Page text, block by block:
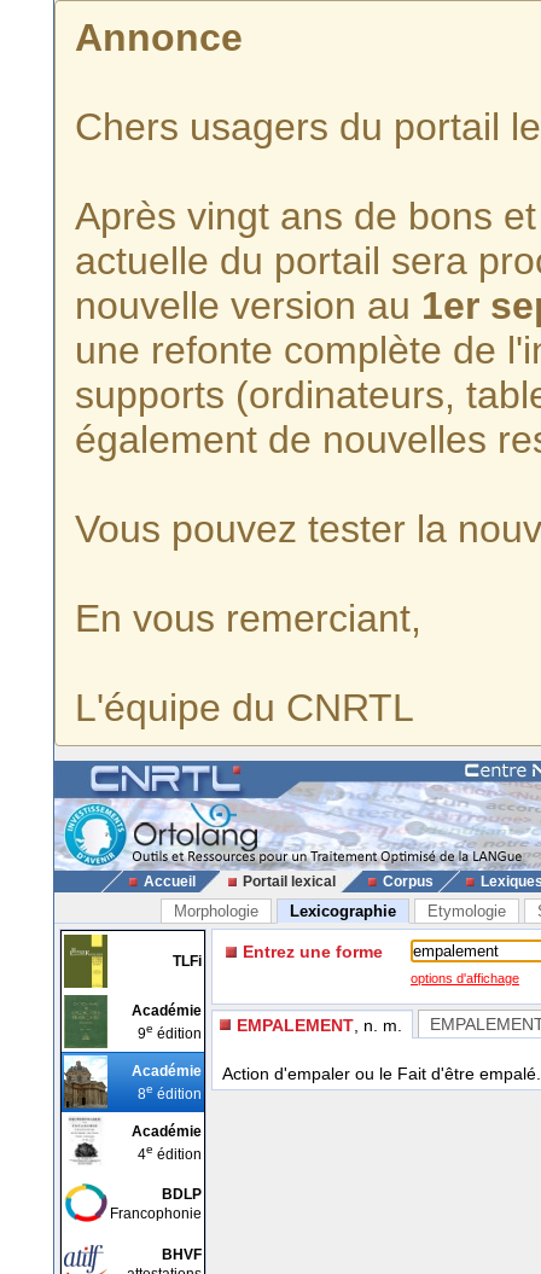
Annonce
Chers usagers du portail
Après vingt ans de bons
actuelle du portail sera
nouvelle version au 1er
une refonte complète de
supports (ordinateurs,
également de nouvelles
Vous pouvez tester la
En vous remerciant,
L'équipe du CNRTL
Accueil Portail lexical Corpus
Morphologie Lexicographie Etymologie
TLFi
Académie
9e édition
Académie
8e édition
Académie
4e édition
BDLP
Francophonie
BHVF
Entrez une forme
options d'affichage
EMPALEMENT , n. m. EMPALEMENT
Action d'empaler ou le Fait d'être empalé.